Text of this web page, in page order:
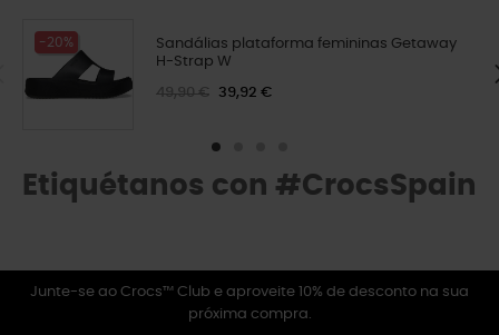
-20%
Sandálias plataforma femininas Getaway
H-Strap W
49,90 € 39,92 €
Etiquétanos con #CrocsSpain
Junte-se ao Crocs™ Club e aproveite 10% de desconto na sua
próxima compra.